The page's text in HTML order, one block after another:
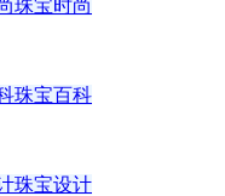
珠宝时尚
珠宝百科
珠宝设计